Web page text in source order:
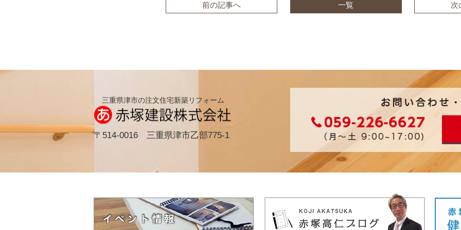
前の記事へ 一覧 次
三重県津市の注文住宅新築リフォーム
〒514-0016 三重県津市乙部775-1